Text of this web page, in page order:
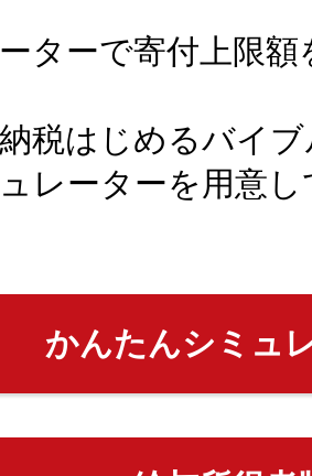
ターで寄付上限
税はじめるバイ
レーターを用意
かんたんシミュ